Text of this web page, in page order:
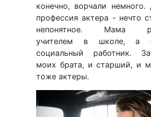
конечно, ворчали немного.
профессия актера - нечто
непонятное. Мама
учителем в школе, а
социальный работник.
моих брата, и старший, и
тоже актеры.